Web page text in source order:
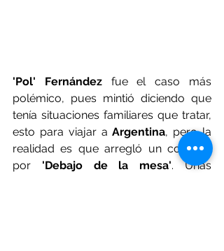
'Pol' Fernández fue el caso más
polémico, pues mintió diciendo que
tenía situaciones familiares que tratar,
esto para viajar a Argentina, pero la
realidad es que arregló un contrato
por 'Debajo de la mesa'. Unas